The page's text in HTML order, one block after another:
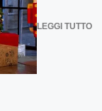
LEGGI TUTTO